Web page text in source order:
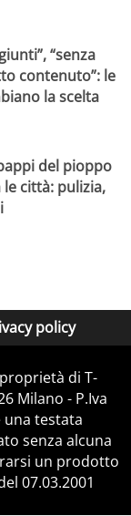
“senza
contenuto”: le
la scelta
del pioppo
città: pulizia,
policy
di T-
Milano - P.Iva
una testata
senza alcuna
un prodotto
07.03.2001